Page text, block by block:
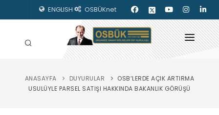
ENGLISH OSBÜKnet
HAKKIMIZDA
ANASAYFA DUYURULAR
OSB’LERDE AÇIK ARTIRMA
USULÜYLE PARSEL SATIŞI HAKKINDA BAKANLIK GÖRÜŞÜ